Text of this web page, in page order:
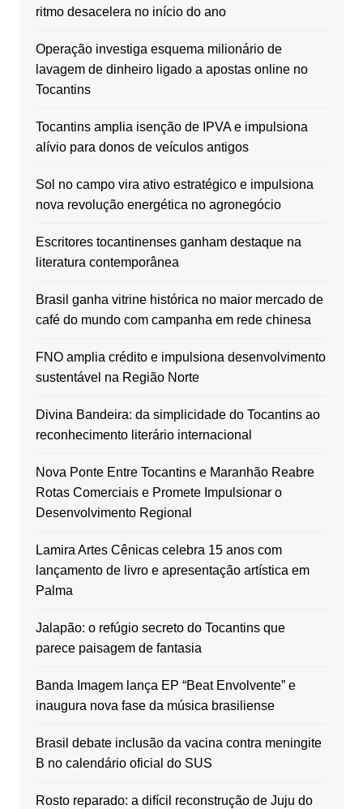
ritmo desacelera no início do ano
Operação investiga esquema milionário de
lavagem de dinheiro ligado a apostas online no
Tocantins
Tocantins amplia isenção de IPVA e impulsiona
alívio para donos de veículos antigos
Sol no campo vira ativo estratégico e impulsiona
nova revolução energética no agronegócio
Escritores tocantinenses ganham destaque na
literatura contemporânea
Brasil ganha vitrine histórica no maior mercado de
café do mundo com campanha em rede chinesa
FNO amplia crédito e impulsiona desenvolvimento
sustentável na Região Norte
Divina Bandeira: da simplicidade do Tocantins ao
reconhecimento literário internacional
Nova Ponte Entre Tocantins e Maranhão Reabre
Rotas Comerciais e Promete Impulsionar o
Desenvolvimento Regional
Lamira Artes Cênicas celebra 15 anos com
lançamento de livro e apresentação artística em
Palma
Jalapão: o refúgio secreto do Tocantins que
parece paisagem de fantasia
Banda Imagem lança EP “Beat Envolvente” e
inaugura nova fase da música brasiliense
Brasil debate inclusão da vacina contra meningite
B no calendário oficial do SUS
Rosto reparado: a difícil reconstrução de Juju do